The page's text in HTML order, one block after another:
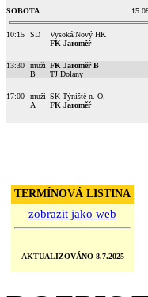
SOBOTA
10:15 SD
Vysoká/Nový HK
FK Jaroměř
13:30
muži
B
FK Jaroměř B
TJ Dolany
17:00
muži
A
SK Týniště n. O.
FK Jaroměř
TERMÍNOVÁ LISTINA
zobrazit jako web
AKTUALIZOVÁNO 8.7.2025